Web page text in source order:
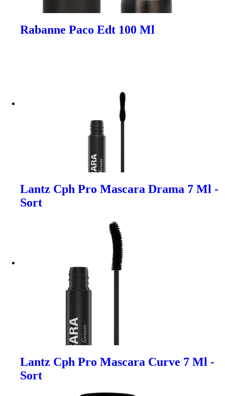
Rabanne Paco Edt 100 Ml
Lantz Cph Pro Mascara Drama 7 Ml -
Sort
Lantz Cph Pro Mascara Curve 7 Ml -
Sort